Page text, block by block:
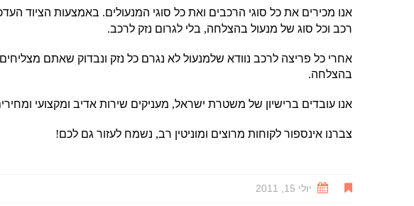
אנו מכירים את כל סוגי הרכבים ואת כל סוגי המנעולים. באמצעות הציוד
רכב וכל סוג של מנעול בהצלחה, בלי לגרום נזק לרכב.
אחרי כל פריצה לרכב נוודא שלמנעול לא נגרם כל נזק ונבדוק שאתם
בהצלחה.
אנו עובדים ברישיון של משטרת ישראל, מעניקים שירות אדיב ומקצועי
צברנו אינספור לקוחות מרוצים ומוניטין רב, נשמח לעזור גם לכם!
יולי 15, 2011